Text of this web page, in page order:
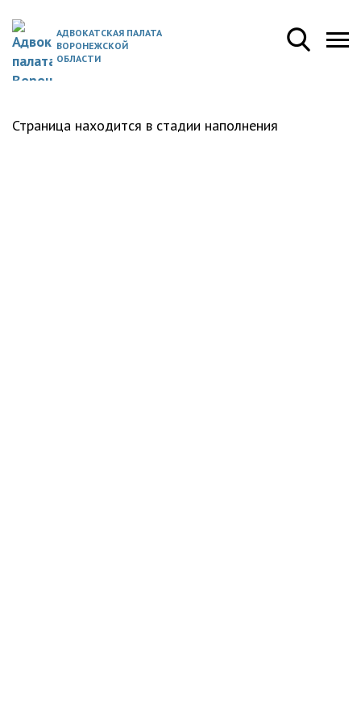
АДВОКАТСКАЯ ПАЛАТА
ВОРОНЕЖСКОЙ
ОБЛАСТИ
Страница находится в стадии наполнения